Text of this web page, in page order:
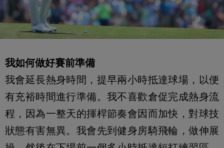
我如何做好賽前準備
我會延長熱身時間，提早兩小時抵達球場，以便
有充裕時間進行準備。我不喜歡倉促完成熱身流
程，因為一整天的揮桿節奏會因而加快，對球技
狀態有害無異。我會先到健身房騎飛輪，做伸展